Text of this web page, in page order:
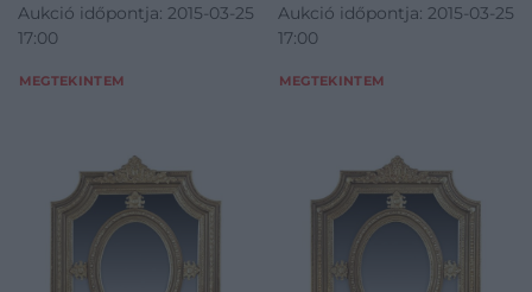
Aukció időpontja: 2015-03-25
17:00
MEGTEKINTEM
Aukció időpontja: 2015-03-25
17:00
MEGTEKINTEM